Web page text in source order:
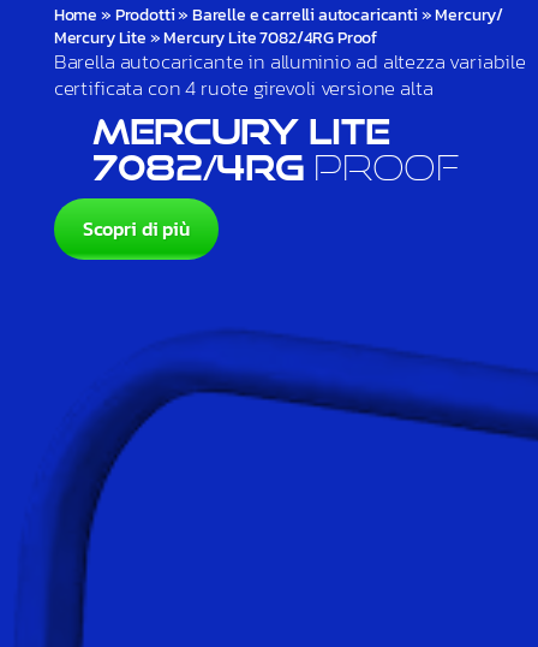
Home»Prodotti»Barelle e carrelli autocaricanti»Mercury/
Mercury Lite»Mercury Lite 7082/4RG Proof
Barella autocaricante in alluminio ad altezza variabile
certificata con 4 ruote girevoli versione alta
Mercury Lite
7082/4RG Proof
Scopri di più